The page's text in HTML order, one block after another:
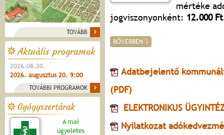
TOVÁBB
Aktuális programok
2026.08.20.
2026. augusztus 20. 9:00
TOVÁBBI PROGRAMOK
Gyógyszertárak
A mai
ügyeletes
mértéke
jogviszonyonként: 12.000
BŐVEBBEN ⤵
Adatbejelentő
(PDF)
ELEKTRONIKUS
Nyilatkozat